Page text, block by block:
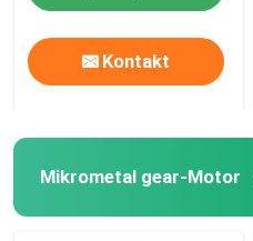
Kontakt
Mikrometal gear-Motor